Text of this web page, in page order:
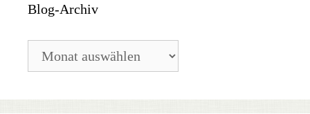
Blog-Archiv
Archiv